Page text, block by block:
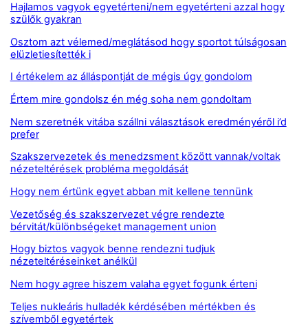
Hajlamos vagyok egyetérteni/nem egyetérteni azzal hogy
szülők gyakran
Osztom azt vélemed/meglátásod hogy sportot túlságosan
elüzletiesítették i
I értékelem az álláspontját de mégis úgy gondolom
Értem mire gondolsz én még soha nem gondoltam
Nem szeretnék vitába szállni választások eredményéről i’d
prefer
Szakszervezetek és menedzsment között vannak/voltak
nézeteltérések probléma megoldását
Hogy nem értünk egyet abban mit kellene tennünk
Vezetőség és szakszervezet végre rendezte
bérvitát/különbségeket management union
Hogy biztos vagyok benne rendezni tudjuk
nézeteltéréseinket anélkül
Nem hogy agree hiszem valaha egyet fogunk érteni
Teljes nukleáris hulladék kérdésében mértékben és
szívemből egyetértek